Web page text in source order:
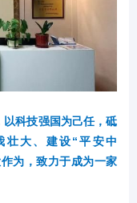
以科技强国为己任，砥
壮大、建设“平安中
为，致力于成为一家